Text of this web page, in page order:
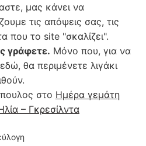
μας κάνει να
τις απόψεις σας, τις
που το site "σκαλίζει".
γράφετε. Μόνο που, για να
θα περιμένετε λιγάκι
στο Hμέρα γεμάτη
– Γκρεσίλντα